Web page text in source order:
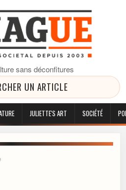
sans déconfitures
UN ARTICLE
JULIETTE'S ART SOCIÉTÉ